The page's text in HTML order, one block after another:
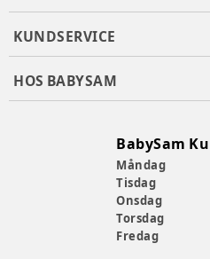
KUNDSERVICE
HOS BABYSAM
BabySam
Måndag
Tisdag
Onsdag
Torsdag
Fredag